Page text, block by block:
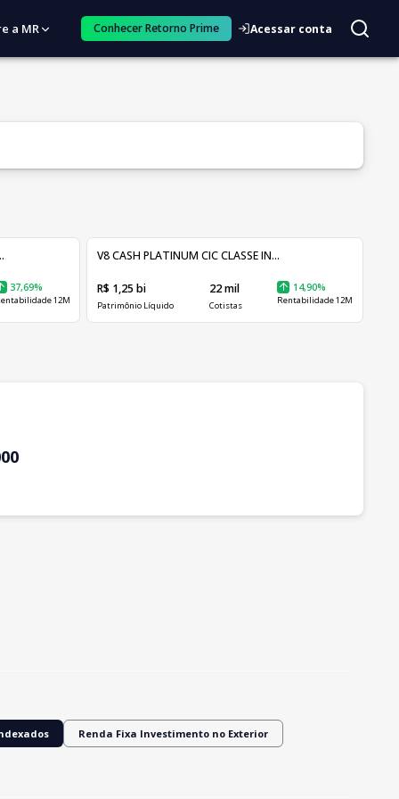
a MR Conhecer Retorno Prime Acessar conta
37,69%
12M
V8 CASH PLATINUM CIC CLASSE IN...
R$ 1,25 bi
Patrimônio Líquido
22 mil
Cotistas
14,90%
Rentabilidade 12M
Renda Fixa Investimento no Exterior